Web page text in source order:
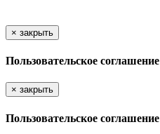
× закрыть
Пользовательское соглашение
× закрыть
Пользовательское соглашение